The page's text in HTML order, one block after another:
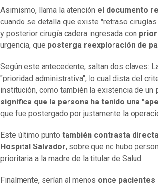
Asimismo, llama la atención el documento
cuando se detalla que existe "retraso
y posterior cirugía cadera ingresada con
urgencia, que posterga reexploración de
Según este antecedente, saltan dos claves:
"prioridad administrativa", lo cual dista del
institución, como también la existencia de un
significa que la persona ha tenido una
que fue postergado por justamente la
Este último punto también contrasta
Hospital Salvador, sobre que no hubo
prioritaria a la madre de la titular de Salud.
Finalmente, serían al menos once pacientes